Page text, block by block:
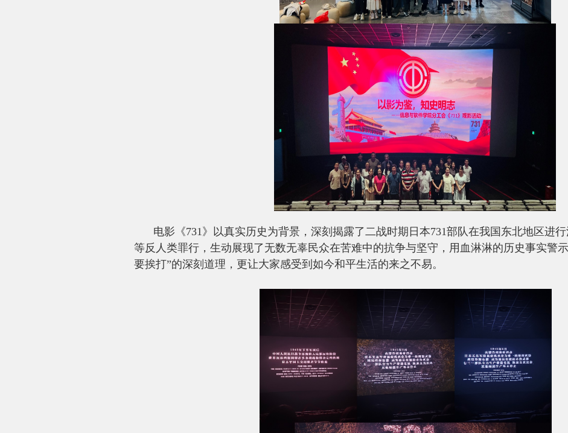
电影《731》以真实历史为背景，深刻揭露了二战时期日本731部队在我国东北地区进
等反人类罪行，生动展现了无数无辜民众在苦难中的抗争与坚守，用血淋淋的历史事实警
要挨打”的深刻道理，更让大家感受到如今和平生活的来之不易。